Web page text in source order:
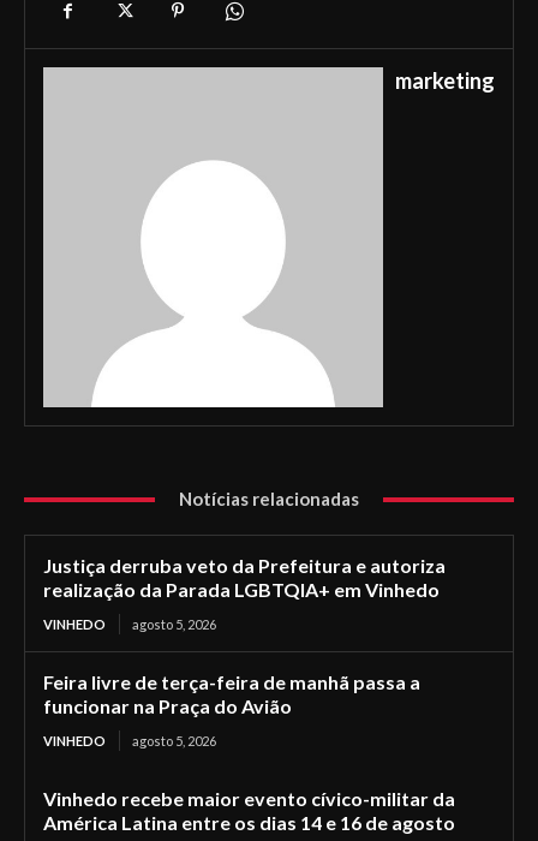
marketing
Notícias relacionadas
Justiça derruba veto da Prefeitura e autoriza
realização da Parada LGBTQIA+ em Vinhedo
VINHEDO agosto 5, 2026
Feira livre de terça-feira de manhã passa a
funcionar na Praça do Avião
VINHEDO agosto 5, 2026
Vinhedo recebe maior evento cívico-militar da
América Latina entre os dias 14 e 16 de agosto